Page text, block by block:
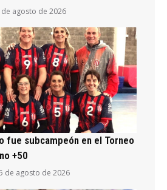
agosto de 2026
fue subcampeón en el Torneo
+50
de agosto de 2026